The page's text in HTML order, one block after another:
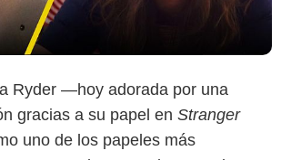
Ryder —hoy adorada por una
gracias a su papel en Stranger
uno de los papeles más